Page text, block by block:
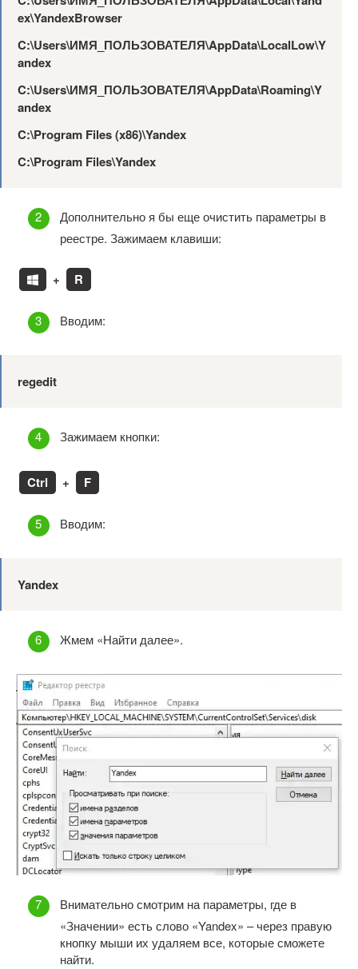
ex\YandexBrowser
C:\Users\ИМЯ _ПОЛЬЗОВАТЕЛЯ\AppData\LocalLow\Y
andex
C:\Users\ИМЯ _ПОЛЬЗОВАТЕЛЯ\AppData\Roaming\Y
andex
C:\Program Files (x86)\Yandex
C:\Program Files\Yandex
Дополнительно я бы еще очистить параметры в
реестре. Зажимаем клавиши:
+ R
Вводим:
regedit
Зажимаем кнопки:
Ctrl + F
Вводим:
Yandex
Жмем «Найти далее».
Внимательно смотрим на параметры, где в
«Значении» есть слово «Yandex» – через правую
кнопку мыши их удаляем все, которые сможете
найти.